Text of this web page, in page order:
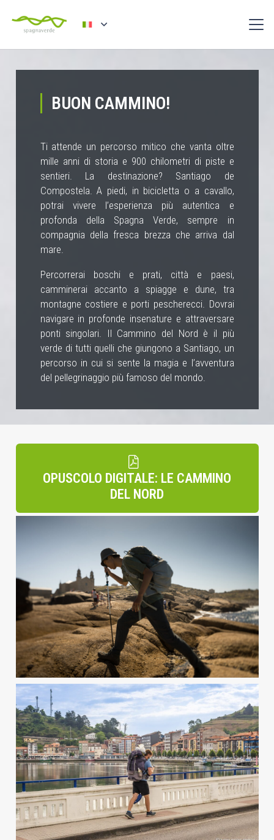
BUON CAMMINO!
Ti attende un percorso mitico che vanta oltre
mille anni di storia e 900 chilometri di piste e
sentieri. La destinazione? Santiago de
Compostela. A piedi, in bicicletta o a cavallo,
potrai vivere l’esperienza più autentica e
profonda della Spagna Verde, sempre in
compagnia della fresca brezza che arriva dal
mare.
Percorrerai boschi e prati, città e paesi,
camminerai accanto a spiagge e dune, tra
montagne costiere e porti pescherecci. Dovrai
navigare in profonde insenature e attraversare
ponti singolari. Il Cammino del Nord è il più
verde di tutti quelli che giungono a Santiago, un
percorso in cui si sente la magia e l’avventura
del pellegrinaggio più famoso del mondo.
OPUSCOLO DIGITALE: LE CAMMINO
DEL NORD